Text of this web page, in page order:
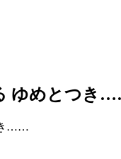
ゆめとつき
き……